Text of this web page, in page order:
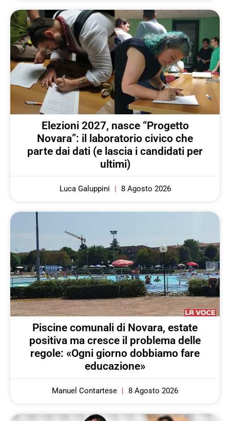
Elezioni 2027, nasce “Progetto
Novara”: il laboratorio civico che
parte dai dati (e lascia i candidati per
ultimi)
Luca Galuppini 8 Agosto 2026
Piscine comunali di Novara, estate
positiva ma cresce il problema delle
regole: «Ogni giorno dobbiamo fare
educazione»
Manuel Contartese 8 Agosto 2026